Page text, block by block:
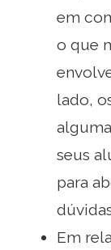
em
o que
lado,
seus
para
Em